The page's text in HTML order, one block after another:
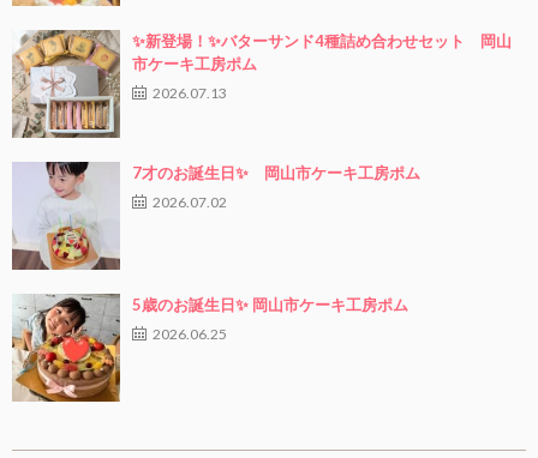
✨新登場！✨バターサンド4種詰め合わせセット 岡山
市ケーキ工房ポム
2026.07.13
7才のお誕生日✨ 岡山市ケーキ工房ポム
2026.07.02
5歳のお誕生日✨ 岡山市ケーキ工房ポム
2026.06.25